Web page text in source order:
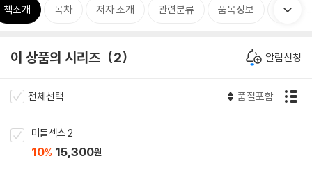
책소개 목차 저자 소개 관련분류 품목정보 책 속으
이 상품의 시리즈 2 알림신청
전체선택 품절포함
미들섹스 2
10% 15,300원